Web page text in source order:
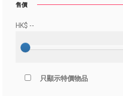
售價
HK$ --
只顯示特價物品